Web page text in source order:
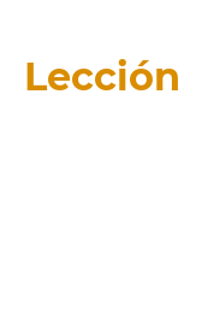
Lección